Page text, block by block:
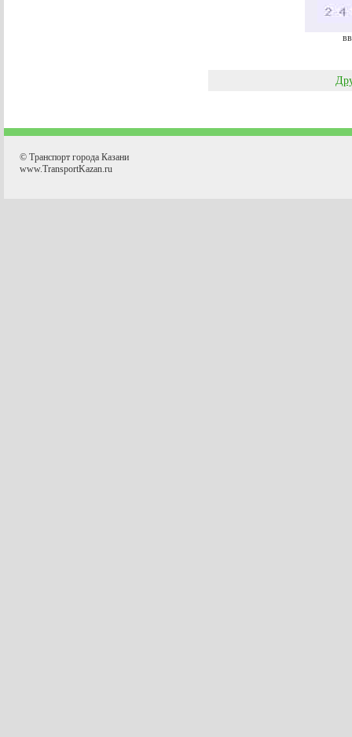
© Транспорт города Казани
www.TransportKazan.ru